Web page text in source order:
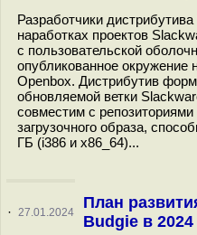
Разработчики
наработках проектов
с пользовательской
опубликованное окружение
Openbox. Дистрибутив
обновляемой ветки
совместим с
загрузочного образа,
ГБ (i386 и x86_64)...
· 27.01.2024
План
Budgie в 2024